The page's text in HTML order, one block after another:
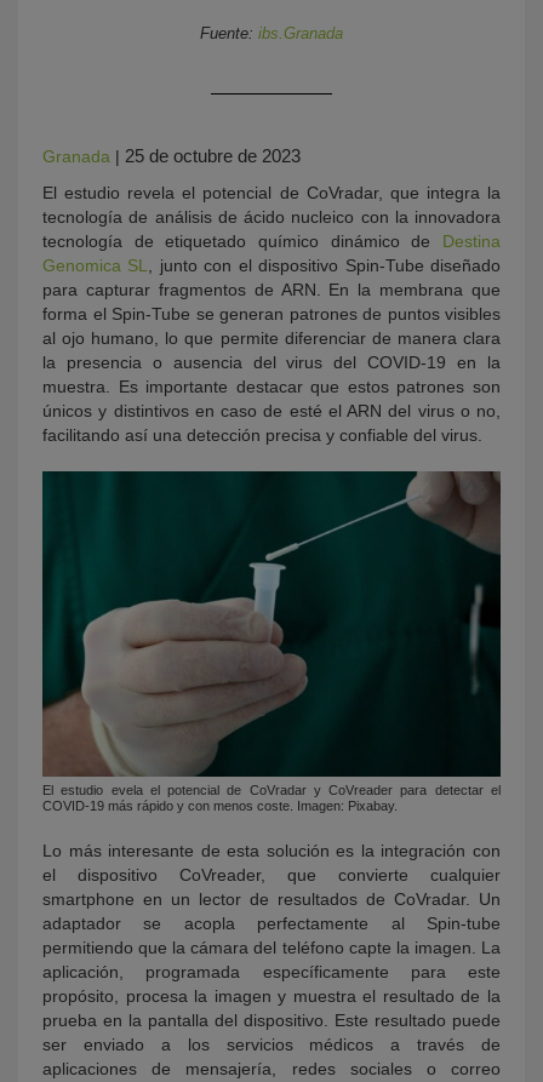
Fuente: ibs.Granada
Granada | 25 de octubre de 2023
El estudio revela el potencial de CoVradar, que integra la
tecnología de análisis de ácido nucleico con la innovadora
tecnología de etiquetado químico dinámico de Destina
Genomica SL
, junto con el dispositivo Spin-Tube diseñado
para capturar fragmentos de ARN. En la membrana que
forma el Spin-Tube se generan patrones de puntos visibles
al ojo humano, lo que permite diferenciar de manera clara
la presencia o ausencia del virus del COVID-19 en la
muestra. Es importante destacar que estos patrones son
únicos y distintivos en caso de esté el ARN del virus o no,
facilitando así una detección precisa y confiable del virus.
El estudio evela el potencial de CoVradar y CoVreader para detectar el
COVID-19 más rápido y con menos coste. Imagen: Pixabay.
Lo más interesante de esta solución es la integración con
el dispositivo CoVreader, que convierte cualquier
smartphone en un lector de resultados de CoVradar. Un
adaptador se acopla perfectamente al Spin-tube
permitiendo que la cámara del teléfono capte la imagen. La
aplicación, programada específicamente para este
propósito, procesa la imagen y muestra el resultado de la
prueba en la pantalla del dispositivo. Este resultado puede
ser enviado a los servicios médicos a través de
aplicaciones de mensajería, redes sociales o correo